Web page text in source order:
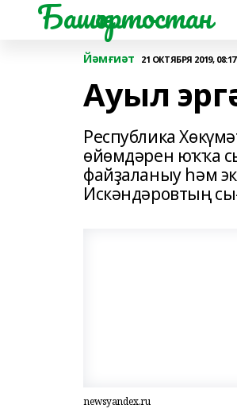
Башҡортостан
Йәмғиәт 21 ОКТЯБРЯ 2019, 08:17
Ауыл
Республика
өйөмдәрен юҡҡа
файҙаланыу һәм
Искәндәровтың
newsyandex.ru